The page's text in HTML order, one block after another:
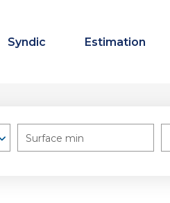
Syndic Estimation
Surface min